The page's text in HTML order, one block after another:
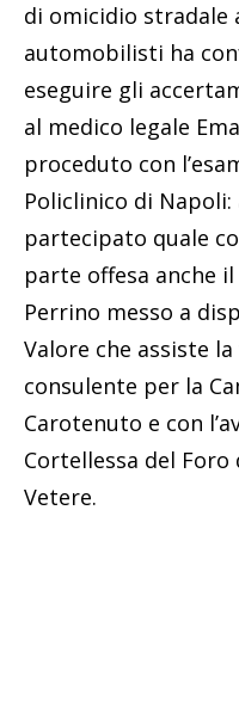
di omicidio stradale
automobilisti ha
eseguire gli
al medico legale
proceduto con
Policlinico di
partecipato quale
parte offesa anche
Perrino messo a
Valore che assiste
consulente per la
Carotenuto e con
Cortellessa del Foro
Vetere.